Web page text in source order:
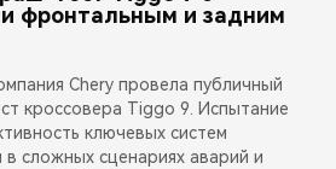
фронтальным и задним
Chery провела публичный
кроссовера Tiggo 9. Испытание
ключевых систем
сложных сценариях аварий и